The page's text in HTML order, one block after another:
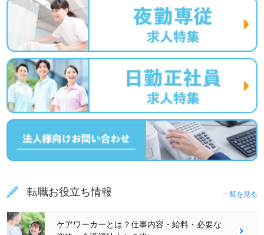
転職お役立ち情報 一覧を見る
ケアワーカーとは？仕事内容・給料・必要な